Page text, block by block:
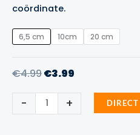
coördinate.
6,5 cm 10cm 20 cm
€4.99Oorspronkelijke
was:
€3.99
-
Reactiebal
Precision
Training
+ DIRECT